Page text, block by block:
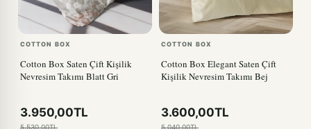
COTTON BOX
Cotton Box Saten Çift Kişilik
Nevresim Takımı Blatt Gri
3.950,00TL
5.530,00TL
COTTON BOX
Cotton Box Elegant Saten Çift
Kişilik Nevresim Takımı Bej
3.600,00TL
5.040,00TL